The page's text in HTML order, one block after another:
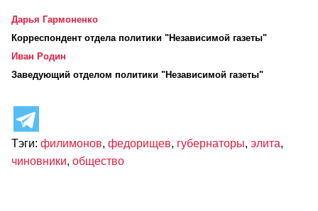
Дарья Гармоненко
Корреспондент отдела политики "Независимой газеты"
Иван Родин
Заведующий отделом политики "Независимой газеты"
Тэги: филимонов, федорищев, губернаторы, элита,
чиновники, общество